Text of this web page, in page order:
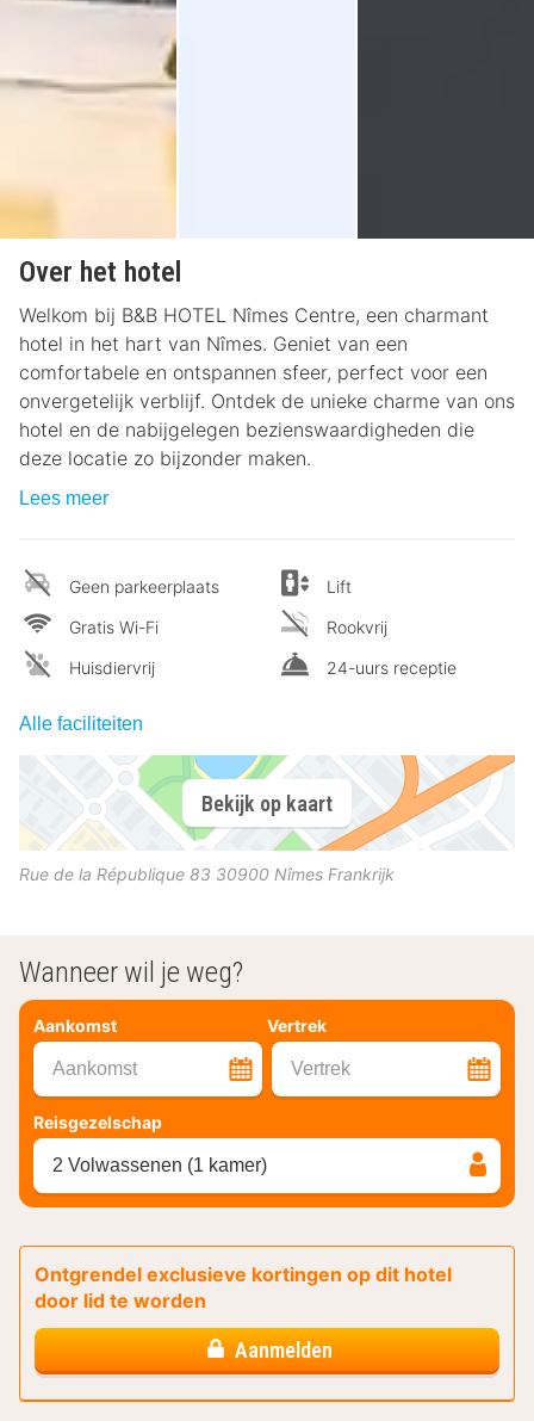
Over het hotel
Welkom bij B&B HOTEL Nîmes Centre, een charmant
hotel in het hart van Nîmes. Geniet van een
comfortabele en ontspannen sfeer, perfect voor een
onvergetelijk verblijf. Ontdek de unieke charme van ons
hotel en de nabijgelegen bezienswaardigheden die
deze locatie zo bijzonder maken.
Lees meer
Geen parkeerplaats
Gratis Wi-Fi
Huisdiervrij
Lift
Rookvrij
24-uurs receptie
Alle faciliteiten
Bekijk op kaart
Rue de la République 83 30900 Nîmes Frankrijk
Wanneer wil je weg?
Aankomst Vertrek
Aankomst Vertrek
Reisgezelschap
2 Volwassenen (1 kamer)
Ontgrendel exclusieve kortingen op dit hotel
door lid te worden
Aanmelden